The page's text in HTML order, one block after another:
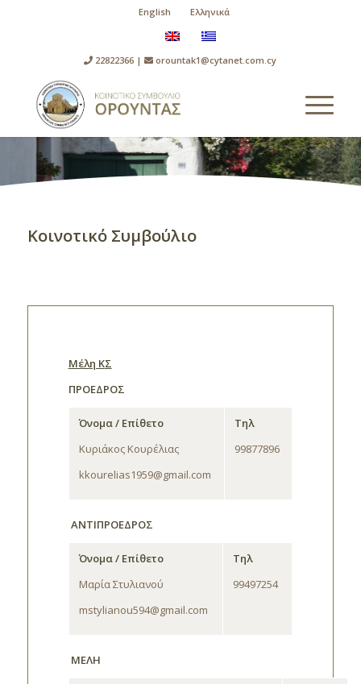
English Ελληνικά
22822366 | orountak1@cytanet.com.cy
Κοινοτικό Συμβούλιο
Μέλη ΚΣ
ΠΡΟΕΔΡΟΣ
Όνομα / Επίθετο
Κυριάκος Κουρέλιας
kkourelias1959@gmail.com
Τηλ
99877896
ΑΝΤΙΠΡΟΕΔΡΟΣ
Όνομα / Επίθετο
Μαρία Στυλιανού
mstylianou594@gmail.com
Τηλ
99497254
ΜΕΛΗ